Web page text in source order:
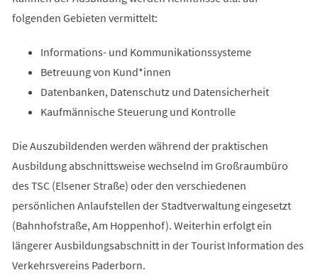
folgenden Gebieten vermittelt:
Informations- und Kommunikationssysteme
Betreuung von Kund*innen
Datenbanken, Datenschutz und Datensicherheit
Kaufmännische Steuerung und Kontrolle
Die Auszubildenden werden während der praktischen
Ausbildung abschnittsweise wechselnd im Großraumbüro
des TSC (Elsener Straße) oder den verschiedenen
persönlichen Anlaufstellen der Stadtverwaltung eingesetzt
(Bahnhofstraße, Am Hoppenhof). Weiterhin erfolgt ein
längerer Ausbildungsabschnitt in der Tourist Information des
Verkehrsvereins Paderborn.